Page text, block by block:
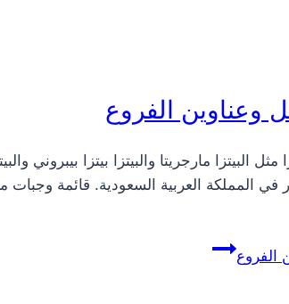
وعناوين الفروع
البيتزا مارجريتا والبيتزا بيتزا بيبروني
العربية السعودية. قائمة وجبات
الفروع